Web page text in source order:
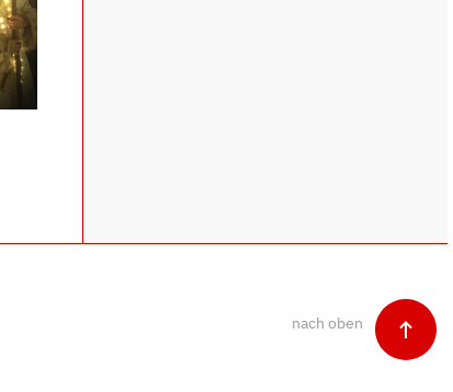
nach oben